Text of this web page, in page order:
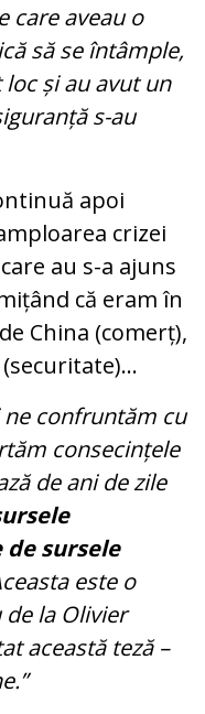
care aveau o
să se întâmple,
și au avut un
s-au
apoi
crizei
au s-a ajuns
că eram în
China (comerț),
ne confruntăm cu
consecințele
de ani de zile
sursele
este o
la Olivier
această teză –